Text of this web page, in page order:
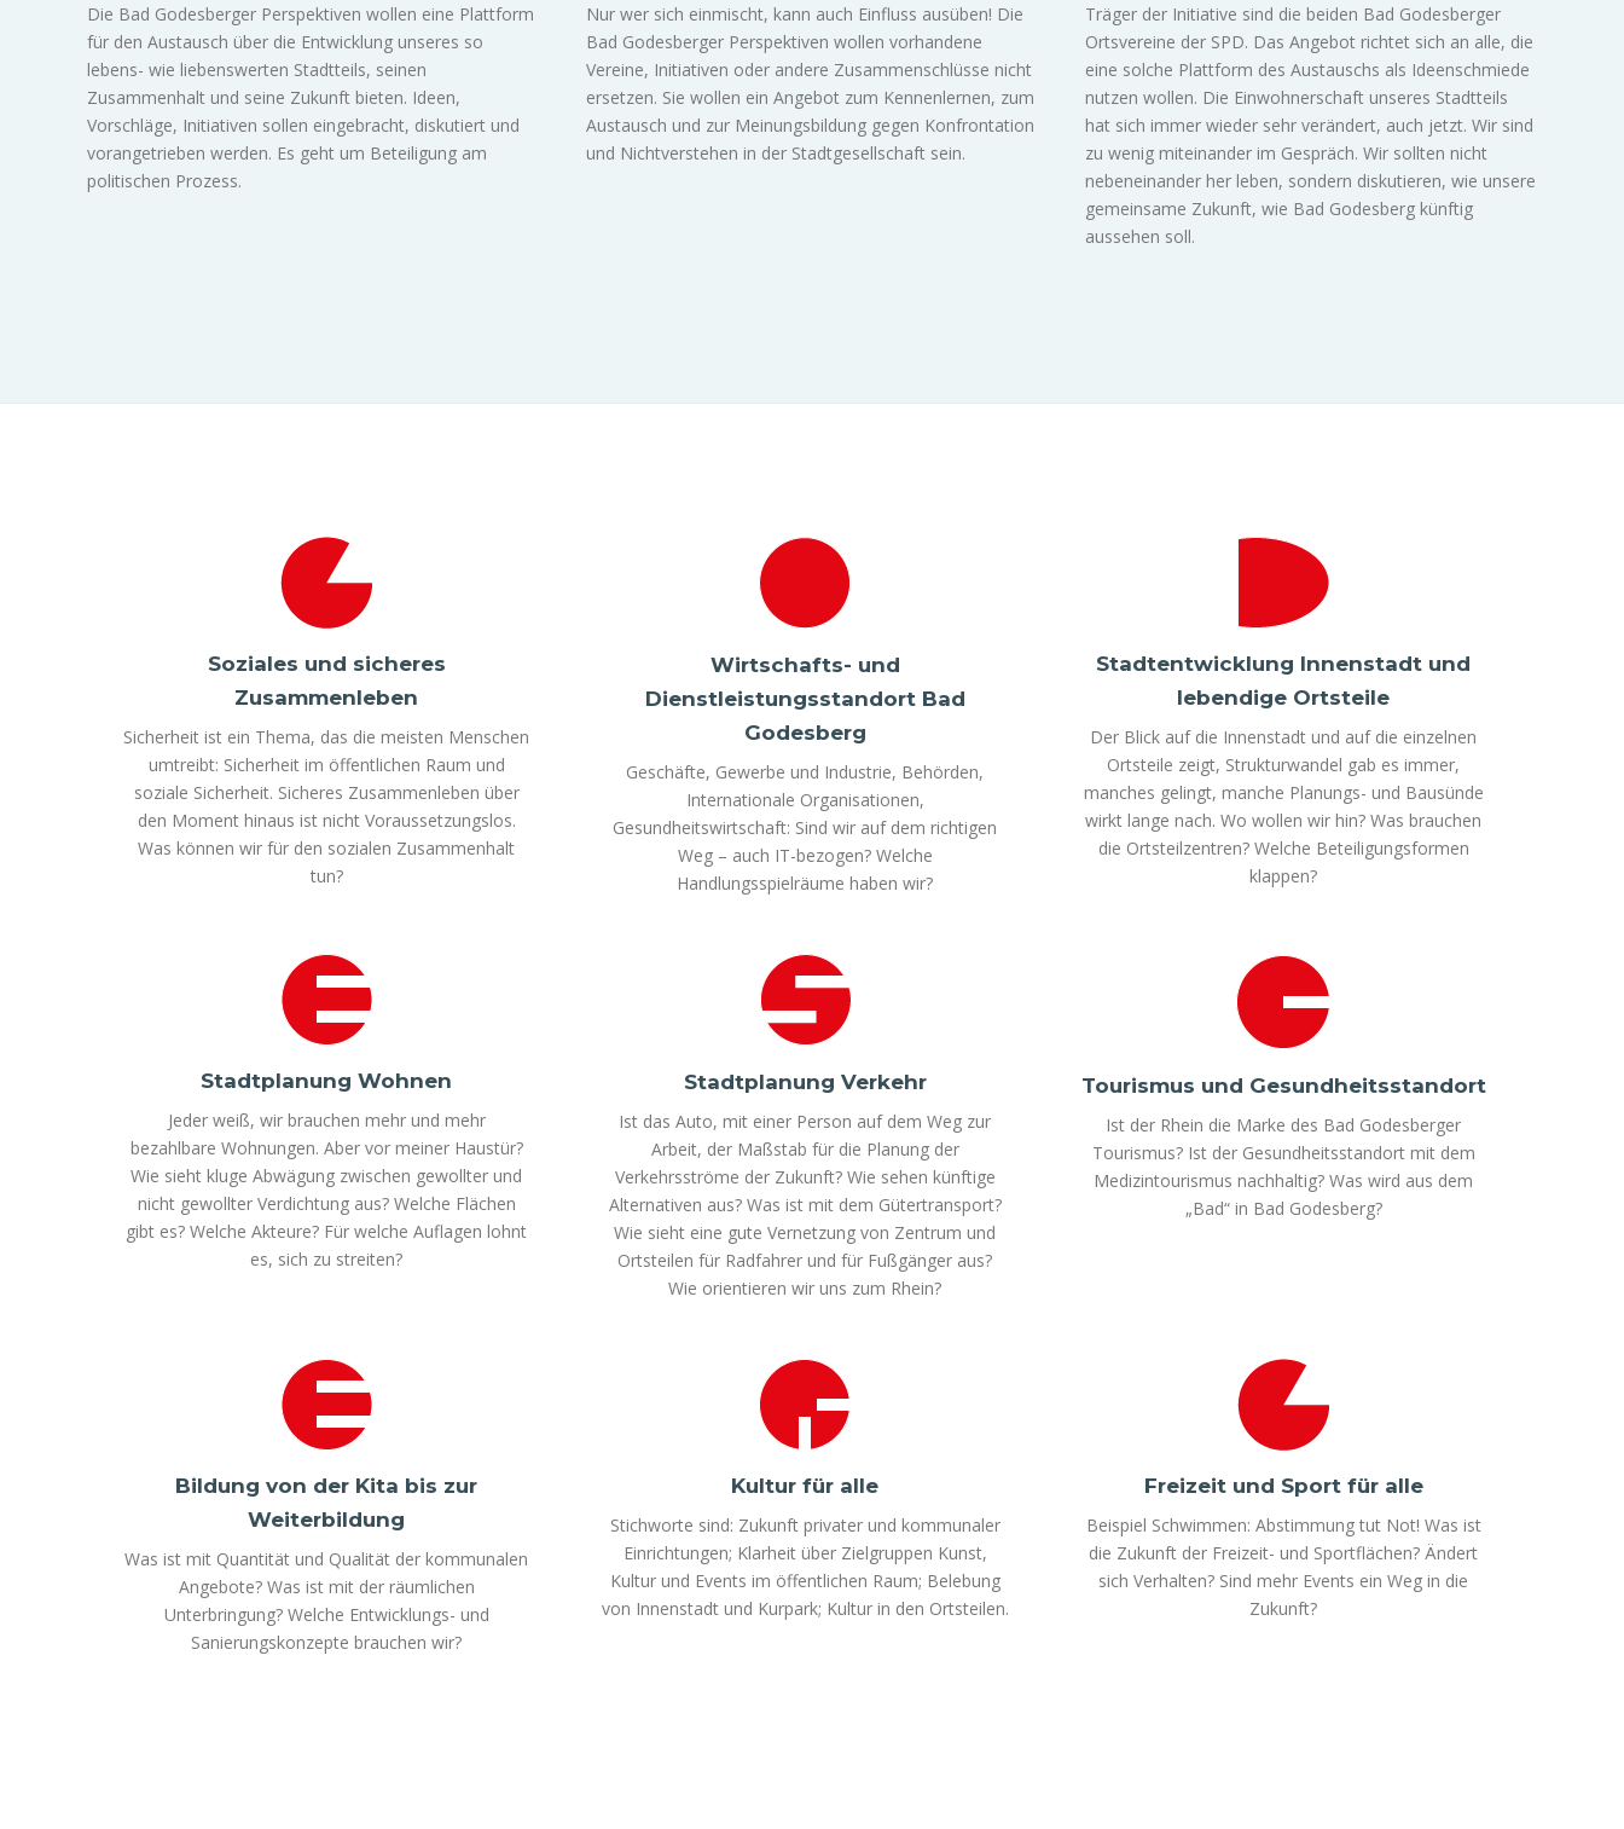
Die Bad Godesberger Perspektiven wollen eine Plattform
für den Austausch über die Entwicklung unseres so
lebens- wie liebenswerten Stadtteils, seinen
Zusammenhalt und seine Zukunft bieten. Ideen,
Vorschläge, Initiativen sollen eingebracht, diskutiert und
vorangetrieben werden. Es geht um Beteiligung am
politischen Prozess.
Nur wer sich einmischt, kann auch Einfluss ausüben! Die
Bad Godesberger Perspektiven wollen vorhandene
Vereine, Initiativen oder andere Zusammenschlüsse nicht
ersetzen. Sie wollen ein Angebot zum Kennenlernen, zum
Austausch und zur Meinungsbildung gegen Konfrontation
und Nichtverstehen in der Stadtgesellschaft sein.
Träger der Initiative sind die beiden Bad Godesberger
Ortsvereine der SPD. Das Angebot richtet sich an alle, die
eine solche Plattform des Austauschs als Ideenschmiede
nutzen wollen. Die Einwohnerschaft unseres Stadtteils
hat sich immer wieder sehr verändert, auch jetzt. Wir sind
zu wenig miteinander im Gespräch. Wir sollten nicht
nebeneinander her leben, sondern diskutieren, wie unsere
gemeinsame Zukunft, wie Bad Godesberg künftig
aussehen soll.
Soziales und sicheres
Zusammenleben
Sicherheit ist ein Thema, das die meisten Menschen
umtreibt: Sicherheit im öffentlichen Raum und
soziale Sicherheit. Sicheres Zusammenleben über
den Moment hinaus ist nicht Voraussetzungslos.
Was können wir für den sozialen Zusammenhalt
tun?
Wirtschafts- und
Dienstleistungsstandort Bad
Godesberg
Geschäfte, Gewerbe und Industrie, Behörden,
Internationale Organisationen,
Gesundheitswirtschaft: Sind wir auf dem richtigen
Weg – auch IT-bezogen? Welche
Handlungsspielräume haben wir?
Stadtentwicklung Innenstadt und
lebendige Ortsteile
Der Blick auf die Innenstadt und auf die einzelnen
Ortsteile zeigt, Strukturwandel gab es immer,
manches gelingt, manche Planungs- und Bausünde
wirkt lange nach. Wo wollen wir hin? Was brauchen
die Ortsteilzentren? Welche Beteiligungsformen
klappen?
Stadtplanung Wohnen
Jeder weiß, wir brauchen mehr und mehr
bezahlbare Wohnungen. Aber vor meiner Haustür?
Wie sieht kluge Abwägung zwischen gewollter und
nicht gewollter Verdichtung aus? Welche Flächen
gibt es? Welche Akteure? Für welche Auflagen lohnt
es, sich zu streiten?
Stadtplanung Verkehr
Ist das Auto, mit einer Person auf dem Weg zur
Arbeit, der Maßstab für die Planung der
Verkehrsströme der Zukunft? Wie sehen künftige
Alternativen aus? Was ist mit dem Gütertransport?
Wie sieht eine gute Vernetzung von Zentrum und
Ortsteilen für Radfahrer und für Fußgänger aus?
Wie orientieren wir uns zum Rhein?
Tourismus und Gesundheitsstandort
Ist der Rhein die Marke des Bad Godesberger
Tourismus? Ist der Gesundheitsstandort mit dem
Medizintourismus nachhaltig? Was wird aus dem
„Bad“ in Bad Godesberg?
Bildung von der Kita bis zur
Weiterbildung
Was ist mit Quantität und Qualität der kommunalen
Angebote? Was ist mit der räumlichen
Unterbringung? Welche Entwicklungs- und
Sanierungskonzepte brauchen wir?
Kultur für alle
Stichworte sind: Zukunft privater und kommunaler
Einrichtungen; Klarheit über Zielgruppen Kunst,
Kultur und Events im öffentlichen Raum; Belebung
von Innenstadt und Kurpark; Kultur in den Ortsteilen.
Freizeit und Sport für alle
Beispiel Schwimmen: Abstimmung tut Not! Was ist
die Zukunft der Freizeit- und Sportflächen? Ändert
sich Verhalten? Sind mehr Events ein Weg in die
Zukunft?